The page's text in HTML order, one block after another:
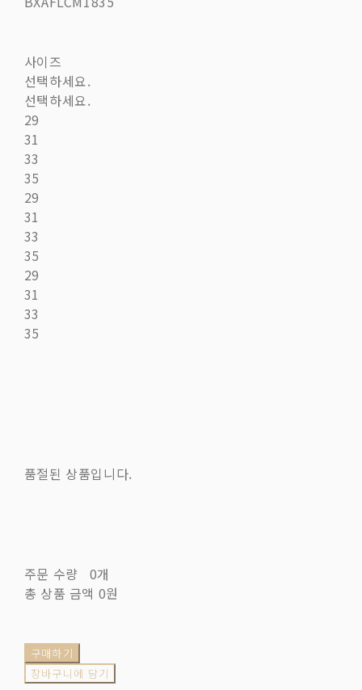
사이즈
선택하세요.
선택하세요.
29
31
33
35
29
31
33
35
29
31
33
35
품절된 상품입니다.
주문 수량
0개
총 상품 금액 0원
구매하기
장바구니에 담기